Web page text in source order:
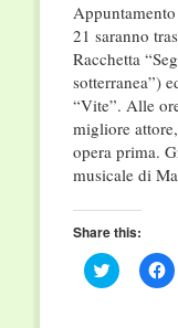
21 saranno
Racchetta
sotterranea”)
“Vite”. Alle
migliore
opera prima.
musicale di
Share this:
Click
to to